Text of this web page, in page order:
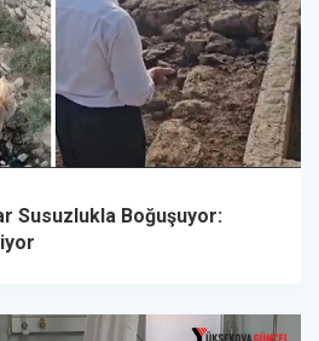
Susuzlukla Boğuşuyor: